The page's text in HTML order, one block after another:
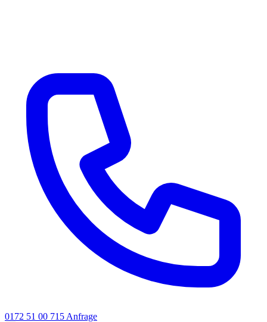
0172 51 00 715 Anfrage